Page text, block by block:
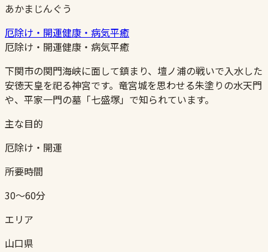
あかまじんぐう
厄除け・開運健康・病気平癒
厄除け・開運健康・病気平癒
下関市の関門海峡に面して鎮まり、壇ノ浦の戦いで入水した
安徳天皇を祀る神宮です。竜宮城を思わせる朱塗りの水天門
や、平家一門の墓「七盛塚」で知られています。
主な目的
厄除け・開運
所要時間
30〜60分
エリア
山口県